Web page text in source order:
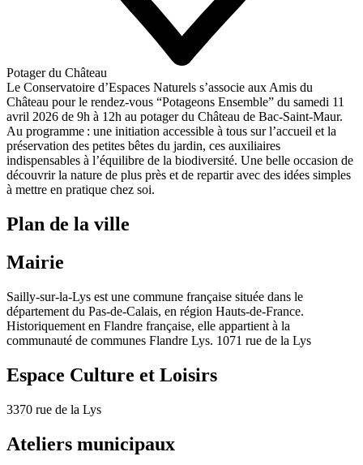
Potager du Château
Le Conservatoire d’Espaces Naturels s’associe aux Amis du
Château pour le rendez-vous “Potageons Ensemble” du samedi 11
avril 2026 de 9h à 12h au potager du Château de Bac-Saint-Maur.
Au programme : une initiation accessible à tous sur l’accueil et la
préservation des petites bêtes du jardin, ces auxiliaires
indispensables à l’équilibre de la biodiversité. Une belle occasion de
découvrir la nature de plus près et de repartir avec des idées simples
à mettre en pratique chez soi.
Plan de la ville
Mairie
Sailly-sur-la-Lys est une commune française située dans le
département du Pas-de-Calais, en région Hauts-de-France.
Historiquement en Flandre française, elle appartient à la
communauté de communes Flandre Lys. 1071 rue de la Lys
Espace Culture et Loisirs
3370 rue de la Lys
Ateliers municipaux